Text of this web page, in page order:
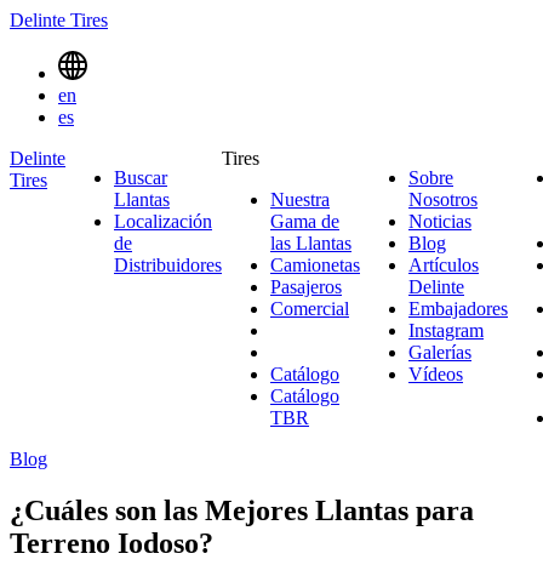
Delinte Tires
Menu
Toggle
en
es
Delinte
Tires
Search
Menues
Buscar
Llantas
Localización
de
Distribuidores
Tires
Nuestra
Gama de
las Llantas Nuestra
Gama
Llantas
Camionetas Camionetas
Pasajeros Pasajeros
Comercial Comercial
Catálogo
Catálogo
TBR
Sobre
Nosotros
Noticias
Blog
Artículos
Delinte
Delinte
Embajadores
Instagram
Galerías
Vídeos
Blog
¿Cuáles son las Mejores Llantas para
Terreno Iodoso?